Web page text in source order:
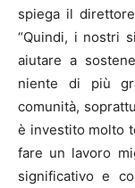
spiega il
“Quindi, i nostri
aiutare a
niente di più
comunità,
è investito molto
fare un lavoro
significativo e